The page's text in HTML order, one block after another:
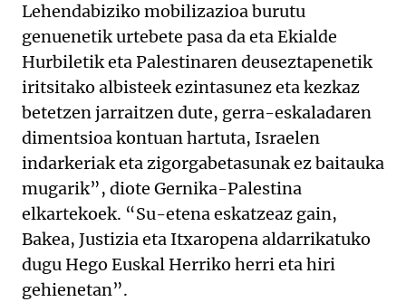
Lehendabiziko mobilizazioa burutu
genuenetik urtebete pasa da eta Ekialde
Hurbiletik eta Palestinaren deuseztapenetik
iritsitako albisteek ezintasunez eta kezkaz
betetzen jarraitzen dute, gerra-eskaladaren
dimentsioa kontuan hartuta, Israelen
indarkeriak eta zigorgabetasunak ez baitauka
mugarik”, diote Gernika-Palestina
elkartekoek. “Su-etena eskatzeaz gain,
Bakea, Justizia eta Itxaropena aldarrikatuko
dugu Hego Euskal Herriko herri eta hiri
gehienetan”.